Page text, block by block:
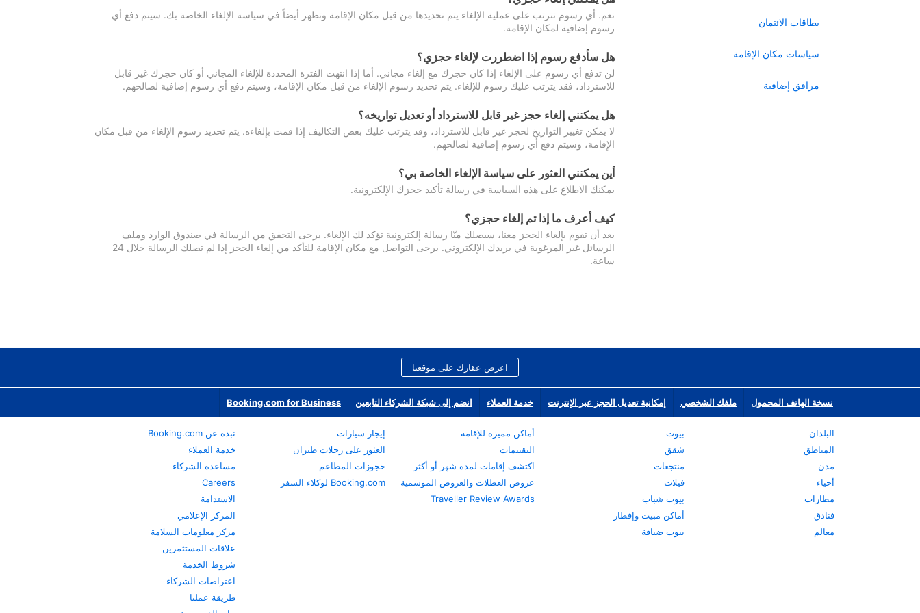
بطاقات الائتمان
سياسات مكان الإقامة
مرافق إضافية
نعم. أي رسوم تترتب على عملية الإلغاء يتم تحديدها من قبل مكان الإقامة وتظهر أيضاً في سياسة الإلغاء الخاصة بك. سيتم دفع أي
رسوم إضافية لمكان الإقامة.
هل سأدفع رسوم إذا اضطررت لإلغاء حجزي؟
لن تدفع أي رسوم على الإلغاء إذا كان حجزك مع إلغاء مجاني. أما إذا انتهت الفترة المحددة للإلغاء المجاني أو كان حجزك غير قابل
للاسترداد، فقد يترتب عليك رسوم للإلغاء. يتم تحديد رسوم الإلغاء من قبل مكان الإقامة، وسيتم دفع أي رسوم إضافية لصالحهم.
هل يمكنني إلغاء حجز غير قابل للاسترداد أو تعديل تواريخه؟
لا يمكن تغيير التواريخ لحجز غير قابل للاسترداد، وقد يترتب عليك بعض التكاليف إذا قمت بإلغاءه. يتم تحديد رسوم الإلغاء من قبل مكان
الإقامة، وسيتم دفع أي رسوم إضافية لصالحهم.
أين يمكنني العثور على سياسة الإلغاء الخاصة بي؟
يمكنك الاطلاع على هذه السياسة في رسالة تأكيد حجزك الإلكترونية.
كيف أعرف ما إذا تم إلغاء حجزي؟
بعد أن تقوم بإلغاء الحجز معنا، سيصلك منّا رسالة إلكترونية تؤكد لك الإلغاء. يرجى التحقق من الرسالة في صندوق الوارد وملف
الرسائل غير المرغوبة في بريدك الإلكتروني. يرجى التواصل مع مكان الإقامة للتأكد من إلغاء الحجز إذا لم تصلك الرسالة خلال 24
ساعة.
اعرض عقارك على موقعنا
نسخة الهاتف المحمول ملفك الشخصي إمكانية تعديل الحجز عبر الإنترنت خدمة العملاء انضم إلى شبكة الشركاء التابعين Booking.com for Business
البلدان
المناطق
مدن
أحياء
مطارات
فنادق
معالم
بيوت
شقق
منتجعات
فيلات
بيوت شباب
أماكن مبيت وإفطار
بيوت ضيافة
أماكن مميزة للإقامة
التقييمات
اكتشف إقامات لمدة شهر أو أكثر
عروض العطلات والعروض الموسمية
Traveller Review Awards
إيجار سيارات
العثور على رحلات طيران
حجوزات المطاعم
Booking.com لوكلاء السفر
نبذة عن Booking.com
خدمة العملاء
مساعدة الشركاء
Careers
الاستدامة
المركز الإعلامي
مركز معلومات السلامة
علاقات المستثمرين
شروط الخدمة
اعتراضات الشركاء
طريقة عملنا